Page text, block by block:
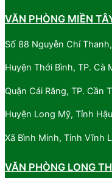
VĂN PHÒNG MIỀN
Số 88 Nguyễn Chí
Huyện Thới Bình, TP. Cà
Quận Cái Răng, TP. Cần
Huyện Long Mỹ, Tỉnh
Xã Bình Minh, Tỉnh Vĩnh
VĂN PHÒNG LONG